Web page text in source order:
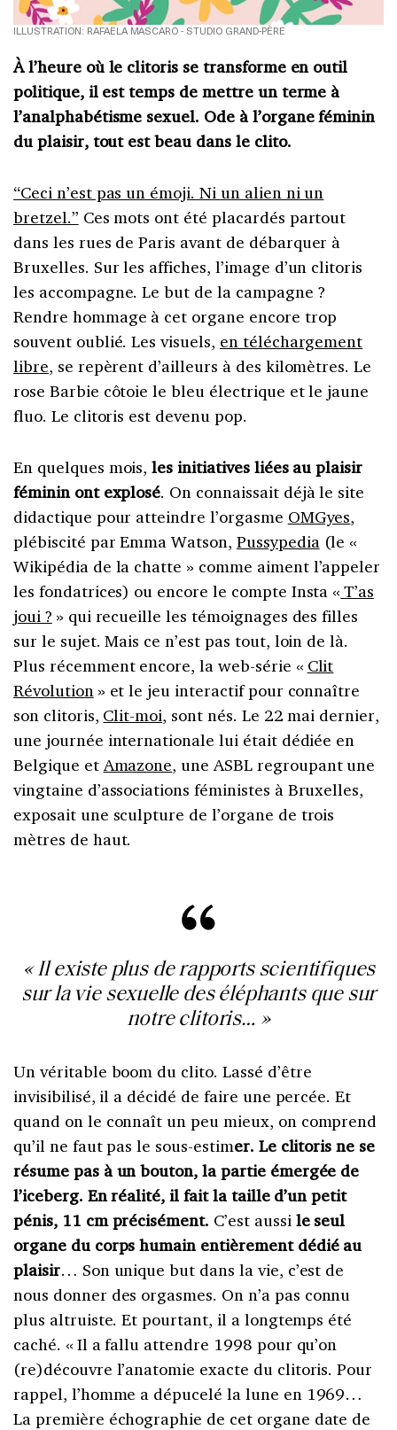
ILLUSTRATION: RAFAELA MASCARO - STUDIO GRAND-PÈRE
À l’heure où le clitoris se transforme en outil
politique, il est temps de mettre un terme à
l’analphabétisme sexuel. Ode à l’organe féminin
du plaisir, tout est beau dans le clito.
“Ceci n’est pas un émoji. Ni un alien ni un
bretzel.” Ces mots ont été placardés partout
dans les rues de Paris avant de débarquer à
Bruxelles. Sur les affiches, l’image d’un clitoris
les accompagne. Le but de la campagne ?
Rendre hommage à cet organe encore trop
souvent oublié. Les visuels, en téléchargement
libre, se repèrent d’ailleurs à des kilomètres. Le
rose Barbie côtoie le bleu électrique et le jaune
fluo. Le clitoris est devenu pop.
En quelques mois,les initiatives liées au plaisir
féminin ont explosé. On connaissait déjà le site
didactique pour atteindre l’orgasme OMGyes,
plébiscité par Emma Watson, Pussypedia (le «
Wikipédia de la chatte » comme aiment l’appeler
les fondatrices) ou encore le compte Insta « T’as
joui ? » qui recueille les témoignages des filles
sur le sujet. Mais ce n’est pas tout, loin de là.
Plus récemment encore, la web-série « Clit
Révolution » et le jeu interactif pour connaître
son clitoris, Clit-moi, sont nés. Le 22 mai dernier,
une journée internationale lui était dédiée en
Belgique et Amazone, une ASBL regroupant une
vingtaine d’associations féministes à Bruxelles,
exposait une sculpture de l’organe de trois
mètres de haut.
« Il existe plus de rapports scientifiques
sur la vie sexuelle des éléphants que sur
notre clitoris… »
Un véritable boom du clito. Lassé d’être
invisibilisé, il a décidé de faire une percée. Et
quand on le connaît un peu mieux, on comprend
qu’il ne faut pas le sous-estimer. Le clitoris ne se
résume pas à un bouton, la partie émergée de
l’iceberg. En réalité, il fait la taille d’un petit
pénis, 11 cm précisément. C’est aussi le seul
organe du corps humain entièrement dédié au
plaisir… Son unique but dans la vie, c’est de
nous donner des orgasmes. On n’a pas connu
plus altruiste. Et pourtant, il a longtemps été
caché. « Il a fallu attendre 1998 pour qu’on
(re)découvre l’anatomie exacte du clitoris. Pour
rappel, l’homme a dépucelé la lune en 1969…
La première échographie de cet organe date de